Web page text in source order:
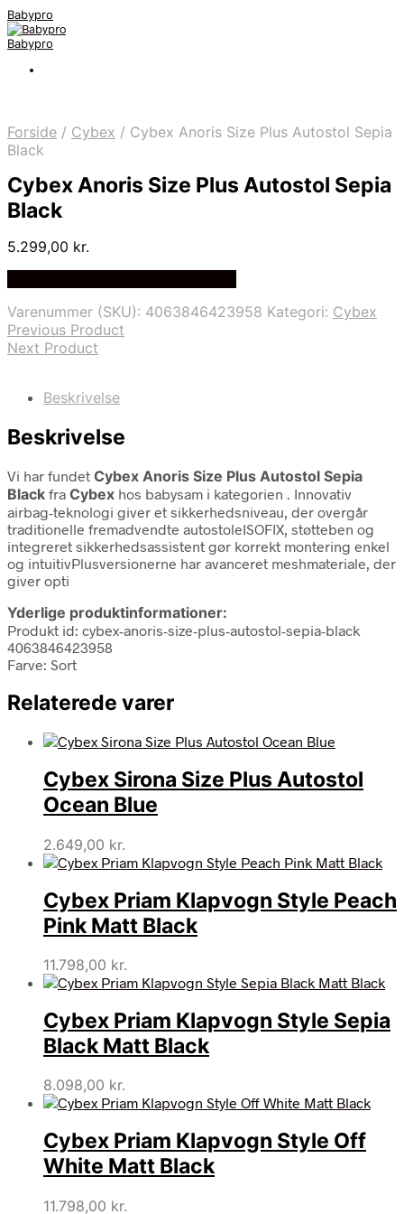
Babypro
Babypro
Forside / Cybex / Cybex Anoris Size Plus Autostol Sepia
Black
Cybex Anoris Size Plus Autostol Sepia
Black
5.299,00 kr.
Varenummer (SKU): 4063846423958 Kategori: Cybex
Previous Product
Next Product
Beskrivelse
Beskrivelse
Vi har fundet Cybex Anoris Size Plus Autostol Sepia
Black fra Cybex hos babysam i kategorien . Innovativ
airbag-teknologi giver et sikkerhedsniveau, der overgår
traditionelle fremadvendte autostoleISOFIX, støtteben og
integreret sikkerhedsassistent gør korrekt montering enkel
og intuitivPlusversionerne har avanceret meshmateriale, der
giver opti
Yderlige produktinformationer:
Produkt id: cybex-anoris-size-plus-autostol-sepia-black
4063846423958
Farve: Sort
Relaterede varer
Cybex Sirona Size Plus Autostol
Ocean Blue
2.649,00 kr.
Cybex Priam Klapvogn Style Peach
Pink Matt Black
11.798,00 kr.
Cybex Priam Klapvogn Style Sepia
Black Matt Black
8.098,00 kr.
Cybex Priam Klapvogn Style Off
White Matt Black
11.798,00 kr.